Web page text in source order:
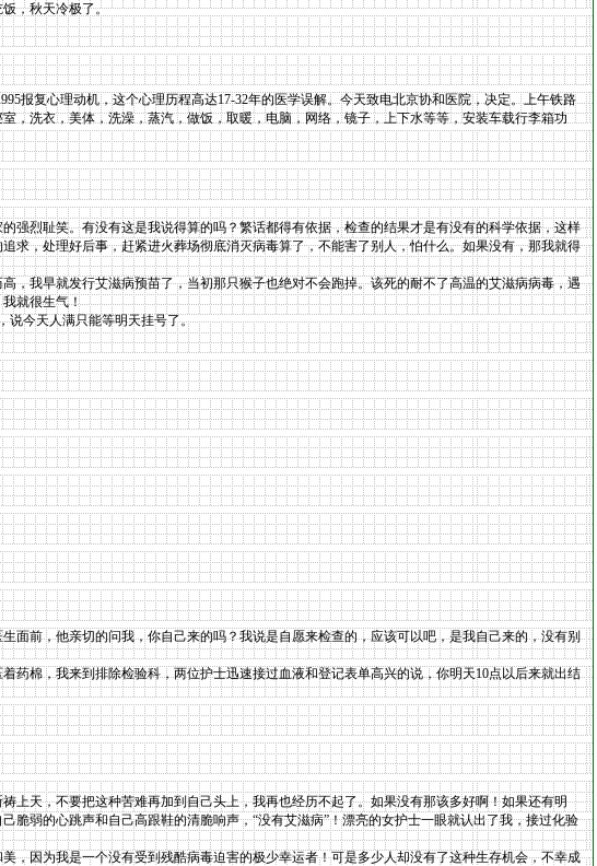
，秋天冷极了。
报复心理动机，这个心理历程高达17-32年的医学误解。今天致电北京协和医院，决定。上午铁路
，洗衣，美体，洗澡，蒸汽，做饭，取暖，电脑，网络，镜子，上下水等等，安装车载行李箱功
烈耻笑。有没有这是我说得算的吗？繁话都得有依据，检查的结果才是有没有的科学依据，这样
求，处理好后事，赶紧进火葬场彻底消灭病毒算了，不能害了别人，怕什么。如果没有，那我就得
，我早就发行艾滋病预苗了，当初那只猴子也绝对不会跑掉。该死的耐不了高温的艾滋病病毒，遇
就很生气！
说今天人满只能等明天挂号了。
前，他亲切的问我，你自己来的吗？我说是自愿来检查的，应该可以吧，是我自己来的，没有别
棉，我来到排除检验科，两位护士迅速接过血液和登记表单高兴的说，你明天10点以后来就出结
天，不要把这种苦难再加到自己头上，我再也经历不起了。如果没有那该多好啊！如果还有明
弱的心跳声和自己高跟鞋的清脆响声，“没有艾滋病”！漂亮的女护士一眼就认出了我，接过化验
因为我是一个没有受到残酷病毒迫害的极少幸运者！可是多少人却没有了这种生存机会，不幸成